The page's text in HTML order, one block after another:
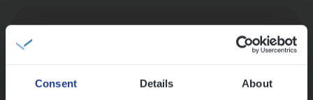
Consent Details About
Dos­sier­be­heer­der Pro­per­ty verzekeringen
Insurance Operations
Antwerpen en Hasselt